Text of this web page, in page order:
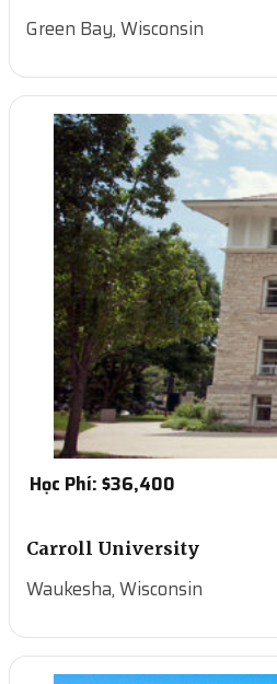
Green Bay, Wisconsin
Học Phí: $36,400
Carroll University
Waukesha, Wisconsin